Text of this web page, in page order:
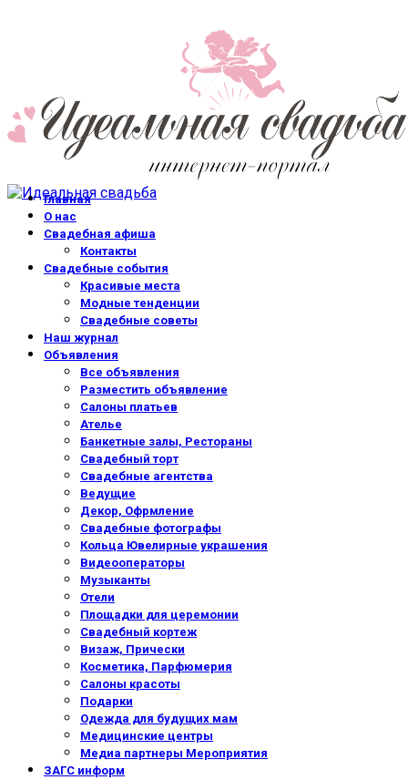
Главная
О нас
Свадебная афиша
Контакты
Свадебные события
Красивые места
Модные тенденции
Свадебные советы
Наш журнал
Объявления
Все объявления
Разместить объявление
Салоны платьев
Ателье
Банкетные залы, Рестораны
Свадебный торт
Свадебные агентства
Ведущие
Декор, Офрмление
Свадебные фотографы
Кольца Ювелирные украшения
Видеооператоры
Музыканты
Отели
Площадки для церемонии
Свадебный кортеж
Визаж, Прически
Косметика, Парфюмерия
Салоны красоты
Подарки
Одежда для будущих мам
Медицинские центры
Медиа партнеры Мероприятия
ЗАГС информ